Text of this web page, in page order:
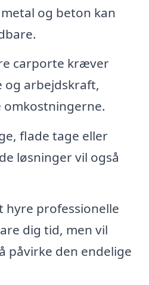
og beton kan
carporte kræver
og arbejdskraft,
omkostningerne.
flade tage eller
løsninger vil også
hyre professionelle
dig tid, men vil
påvirke den endelige